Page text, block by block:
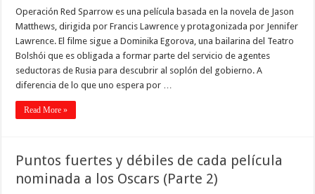
Operación Red Sparrow es una película basada en la novela de Jason
Matthews, dirigida por Francis Lawrence y protagonizada por Jennifer
Lawrence. El filme sigue a Dominika Egorova, una bailarina del Teatro
Bolshói que es obligada a formar parte del servicio de agentes
seductoras de Rusia para descubrir al soplón del gobierno. A
diferencia de lo que uno espera por …
Read More »
Puntos fuertes y débiles de cada película
nominada a los Oscars (Parte 2)